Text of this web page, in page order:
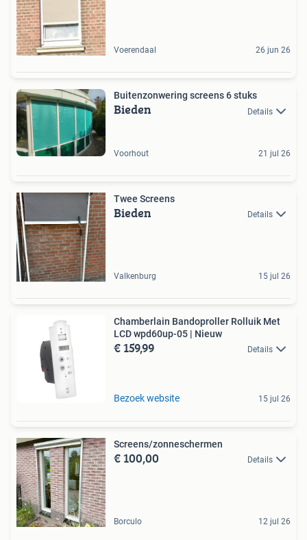
Voerendaal 26 jun 26
Buitenzonwering screens 6 stuks
Bieden Details
Voorhout 21 jul 26
Twee Screens
Bieden Details
Valkenburg 15 jul 26
Chamberlain Bandoproller Rolluik Met
LCD wpd60up-05 | Nieuw
€ 159,99 Details
Bezoek website 15 jul 26
Screens/zonneschermen
€ 100,00 Details
Borculo 12 jul 26